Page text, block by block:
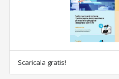
Scaricala gratis!